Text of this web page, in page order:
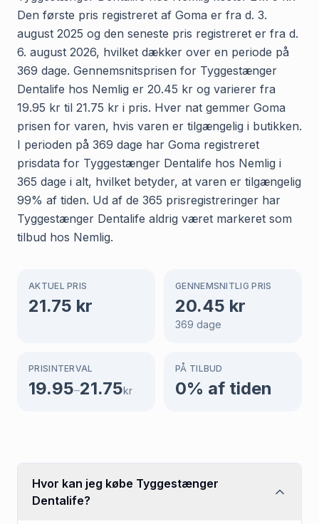
Den første pris registreret af Goma er fra d. 3.
august 2025 og den seneste pris registreret er fra d.
6. august 2026, hvilket dækker over en periode på
369 dage. Gennemsnitsprisen for Tyggestænger
Dentalife hos Nemlig er 20.45 kr og varierer fra
19.95 kr til 21.75 kr i pris. Hver nat gemmer Goma
prisen for varen, hvis varen er tilgængelig i butikken.
I perioden på 369 dage har Goma registreret
prisdata for Tyggestænger Dentalife hos Nemlig i
365 dage i alt, hvilket betyder, at varen er tilgængelig
99% af tiden. Ud af de 365 prisregistreringer har
Tyggestænger Dentalife aldrig været markeret som
tilbud hos Nemlig.
AKTUEL PRIS
21.75 kr
GENNEMSNITLIG PRIS
20.45 kr
369 dage
PRISINTERVAL
19.95–21.75kr
PÅ TILBUD
0% af tiden
Hvor kan jeg købe Tyggestænger
Dentalife?